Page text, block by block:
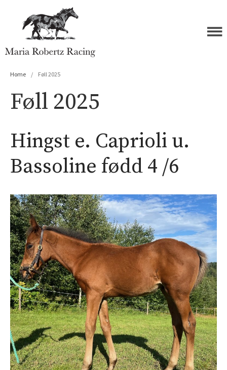
Hester
Åringer 2026
Åringer 2025
Åringer 2023
Åringer 2022
Åringer 2021
Åringer 2020
Åringer 2019
Åringer 2018
Åringer 2017
Åringer 2016
Åringer 2015
Føll 2026
Føll 2025
Føll 2024
Home / Føll 2025
Føll 2025
Hingst e. Caprioli u.
Bassoline fødd 4 /6